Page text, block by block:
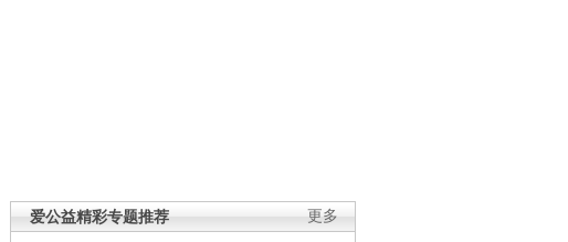
更多
爱公益精彩专题推荐